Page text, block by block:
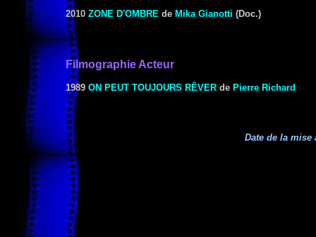
2010 ZONE D'OMBRE de Mika Gianotti (Doc.)
Filmographie Acteur
1989 ON PEUT TOUJOURS RÊVER de Pierre Richard
Date de la